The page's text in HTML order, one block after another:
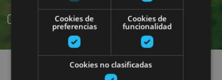
Online erreserba
Planak aurkitu
Cookies de
preferencias
Cookies de
funcionalidad
Cookies no clasificadas